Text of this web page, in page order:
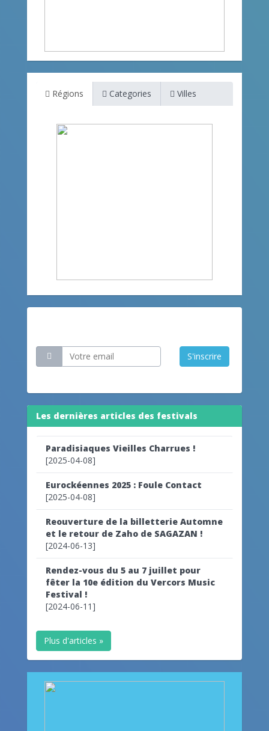
Régions Categories Villes
S'inscrire
Les dernières articles des festivals
Paradisiaques Vieilles Charrues !
[2025-04-08]
Eurockéennes 2025 : Foule Contact
[2025-04-08]
Reouverture de la billetterie Automne
et le retour de Zaho de SAGAZAN !
[2024-06-13]
Rendez-vous du 5 au 7 juillet pour
fêter la 10e édition du Vercors Music
Festival !
[2024-06-11]
Plus d'articles »